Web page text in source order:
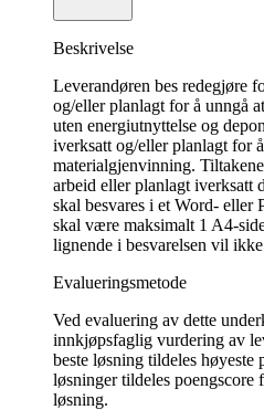
Beskrivelse
Leverandøren bes redegjøre
og/eller planlagt for å unngå
uten energiutnyttelse og
iverksatt og/eller planlagt for
materialgjenvinning.
arbeid eller planlagt iverksatt
skal besvares i et Word- eller
skal være maksimalt 1 A4-
lignende i besvarelsen vil
Evalueringsmetode
Ved evaluering av dette
innkjøpsfaglig vurdering av
beste løsning tildeles høyeste
løsninger tildeles poengscore
løsning.